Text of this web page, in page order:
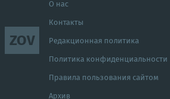
ZOV
О нас
Контакты
Редакционная политика
Политика конфиденциальности
Правила пользования сайтом
Архив